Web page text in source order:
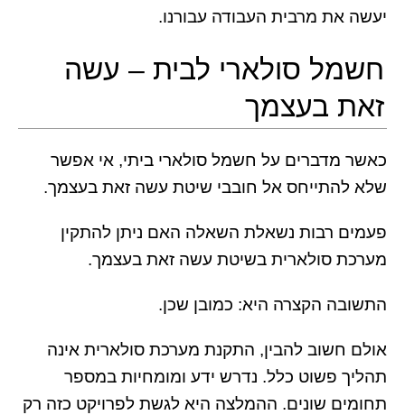
יעשה את מרבית העבודה עבורנו.
חשמל סולארי לבית – עשה
זאת בעצמך
כאשר מדברים על חשמל סולארי ביתי, אי אפשר
שלא להתייחס אל חובבי שיטת עשה זאת בעצמך.
פעמים רבות נשאלת השאלה האם ניתן להתקין
מערכת סולארית בשיטת עשה זאת בעצמך.
התשובה הקצרה היא: כמובן שכן.
אולם חשוב להבין, התקנת מערכת סולארית אינה
תהליך פשוט כלל. נדרש ידע ומומחיות במספר
תחומים שונים. ההמלצה היא לגשת לפרויקט כזה רק